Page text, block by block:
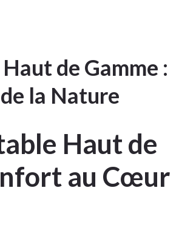
de Gamme :
la Nature
Haut de
au Cœur